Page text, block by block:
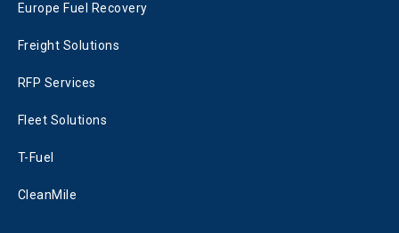
Europe Fuel Recovery
Freight Solutions
RFP Services
Fleet Solutions
T-Fuel
CleanMile